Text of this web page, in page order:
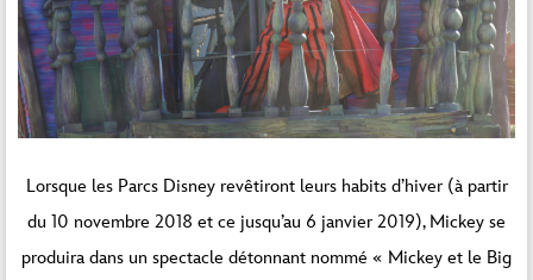
Lorsque les Parcs Disney revêtiront leurs habits d’hiver (à partir
du 10 novembre 2018 et ce jusqu’au 6 janvier 2019), Mickey se
produira dans un spectacle détonnant nommé « Mickey et le Big